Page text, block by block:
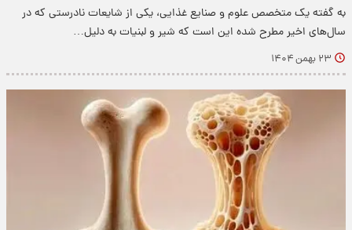
به گفته یک متخصص علوم و صنایع غذایی، یکی از شایعات نادرستی که در
سال‌های اخیر مطرح شده این است که شیر و لبنیات به دلیل…
۲۳ بهمن ۱۴۰۴